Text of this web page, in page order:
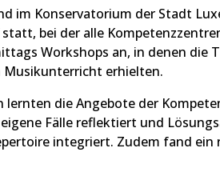
im Konservatorium der Stadt
statt, bei der alle
Workshops an, in denen
erhielten.
lernten die Angebote der
Fälle reflektiert und
integriert. Zudem fand ein